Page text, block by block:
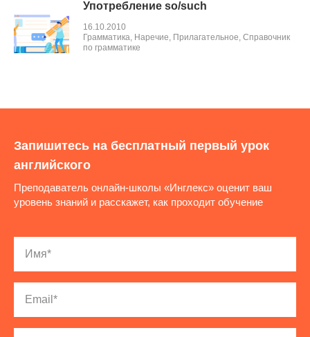
Употребление so/such
16.10.2010
Грамматика, Наречие, Прилагательное, Справочник
по грамматике
Запишитесь на бесплатный первый урок
английского
Преподаватель онлайн-школы «Инглекс» оценит ваш
уровень знаний и расскажет, как проходит обучение